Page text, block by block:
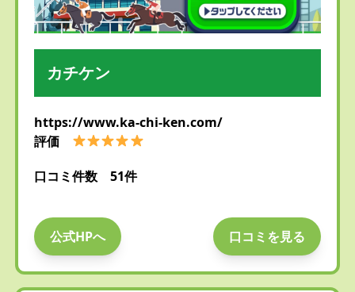
カチケン
https://www.ka-chi-ken.com/
評価
口コミ件数 51件
公式HPへ 口コミを見る